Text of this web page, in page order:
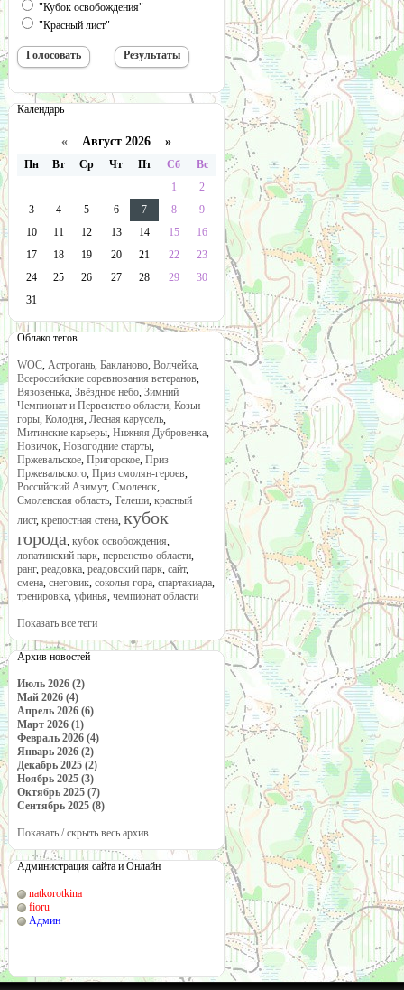
"Кубок освобождения"
"Красный лист"
Календарь
« Август 2026 »
Пн Вт Ср Чт Пт Сб
Вс
1
2
3
4 5 6 7 8
9
10
11 12 13 14 15
16
17
18 19 20 21 22
23
24
25 26 27 28 29
30
31
Облако тегов
WOC, Астрогань, Бакланово, Волчейка,
Всероссийские соревнования ветеранов,
Вязовенька, Звёздное небо, Зимний
Чемпионат и Первенство области, Козьи
горы, Колодня, Лесная карусель,
Митинские карьеры, Нижняя Дубровенка,
Новичок, Новогодние старты,
Пржевальское, Пригорское, Приз
Пржевальского, Приз смолян-героев,
Российский Азимут, Смоленск,
Смоленская область, Телеши, красный
лист, крепостная стена, кубок
города, кубок освобождения,
лопатинский парк, первенство области,
ранг, реадовка, реадовский парк, сайт,
смена, снеговик, соколья гора, спартакиада,
тренировка, уфинья, чемпионат области
Показать все теги
Архив новостей
Июль 2026 (2)
Май 2026 (4)
Апрель 2026 (6)
Март 2026 (1)
Февраль 2026 (4)
Январь 2026 (2)
Декабрь 2025 (2)
Ноябрь 2025 (3)
Октябрь 2025 (7)
Сентябрь 2025 (8)
Показать / скрыть весь архив
Администрация сайта и Онлайн
natkorotkina
fioru
Админ